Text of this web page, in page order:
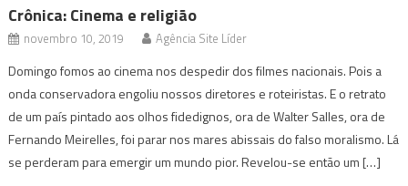
Crônica: Cinema e religião
novembro 10, 2019 Agência Site Líder
Domingo fomos ao cinema nos despedir dos filmes nacionais. Pois a
onda conservadora engoliu nossos diretores e roteiristas. E o retrato
de um país pintado aos olhos fidedignos, ora de Walter Salles, ora de
Fernando Meirelles, foi parar nos mares abissais do falso moralismo. Lá
se perderam para emergir um mundo pior. Revelou-se então um […]